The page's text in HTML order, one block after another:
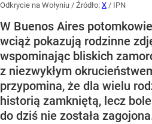
Odkrycie na Wołyniu / Źródło: X / IPN
W Buenos Aires
wciąż pokazują rodzinne
wspominając bliskich
z niezwykłym
przypomina, że dla wielu
historią zamkniętą, lecz
do dziś nie została